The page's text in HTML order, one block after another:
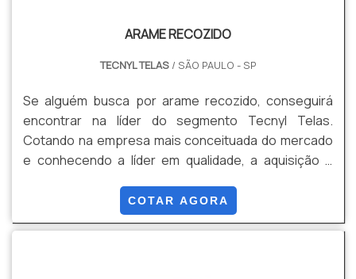
ARAME RECOZIDO
TECNYL TELAS / SÃO PAULO - SP
Se alguém busca por arame recozido, conseguirá
encontrar na líder do segmento Tecnyl Telas.
Cotando na empresa mais conceituada do mercado
e conhecendo a líder em qualidade, a aquisição é
com a Tecnyl Telas obterá ótima qualidade com
resultados satisfatórios para clientes espalhados
COTAR AGORA